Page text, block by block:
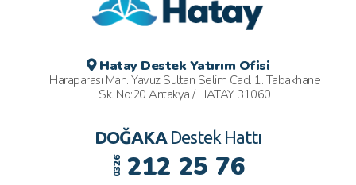
Hatay Destek Yatırım Ofisi
Haraparası Mah. Yavuz Sultan Selim Cad. 1. Tabakhane
Sk. No:20 Antakya / HATAY 31060
DOĞAKADestek Hattı
0326 212 25 76